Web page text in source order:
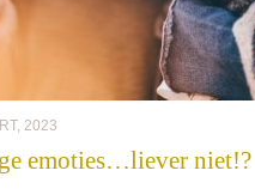
2023
emoties…liever niet!?